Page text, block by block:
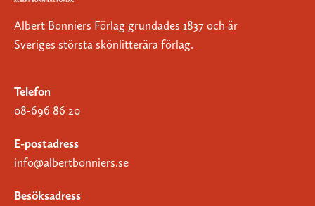
Albert Bonniers Förlag grundades 1837 och är
Sveriges största skönlitterära förlag.
Telefon
08-696 86 20
E-postadress
info@albertbonniers.se
Besöksadress